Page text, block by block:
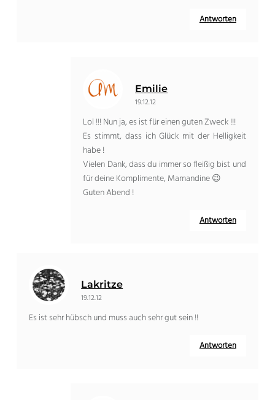
Antworten
Emilie
19.12.12
Lol !!! Nun ja, es ist für einen guten Zweck !!!
Es stimmt, dass ich Glück mit der Helligkeit
habe !
Vielen Dank, dass du immer so fleißig bist und
für deine Komplimente, Mamandine 😉
Guten Abend !
Antworten
Lakritze
19.12.12
Es ist sehr hübsch und muss auch sehr gut sein !!
Antworten